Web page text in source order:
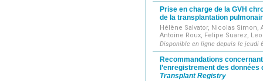
Prise en charge de la GVH
de la transplantation
Hélène Salvator, Nicolas Simon,
Antoine Roux, Felipe Suarez,
Disponible en ligne depuis le jeudi
Recommandations
l’enregistrement des données
Transplant Registry